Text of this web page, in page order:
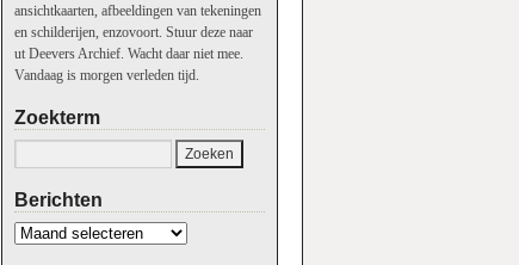
ansichtkaarten, afbeeldingen van tekeningen
en schilderijen, enzovoort. Stuur deze naar
ut Deevers Archief. Wacht daar niet mee.
Vandaag is morgen verleden tijd.
Zoekterm
Berichten